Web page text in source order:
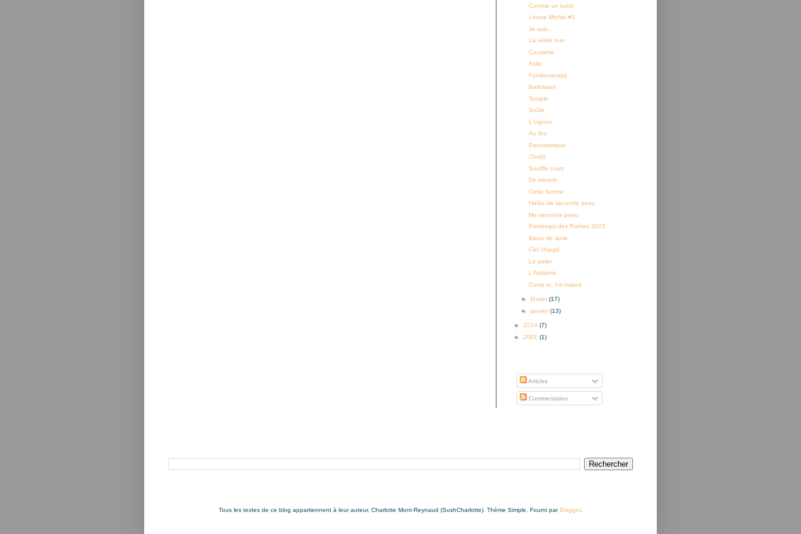
Comme un lundi
Louise Michel #1
Je suis...
La vérité nue
Courante
Asile
Fondement(s)
Barbaque
Temple
Soûle
L'oignon
Au feu
Panoramique
Chu(t)
Souffle court
De travers
Cette femme
Haïku de seconde peau
Ma seconde peau
Printemps des Poètes 2015
Bleus de lame
Ciel chargé
Le palier
L'Atalante
Come in, I'm naked
► février (17)
► janvier (13)
► 2014 (7)
► 2001 (1)
Articles
Commentaires
Tous les textes de ce blog appartiennent à leur auteur, Charlotte Mont-Reynaud (SushCharlotte). Thème Simple. Fourni parBlogger.